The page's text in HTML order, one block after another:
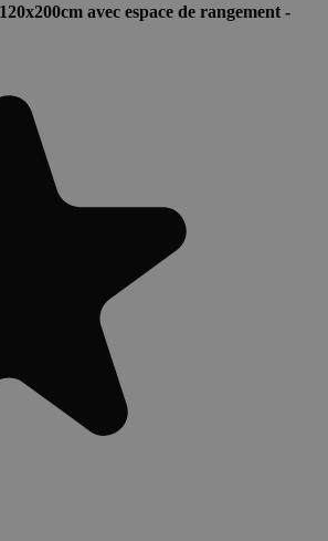
avec espace de rangement -